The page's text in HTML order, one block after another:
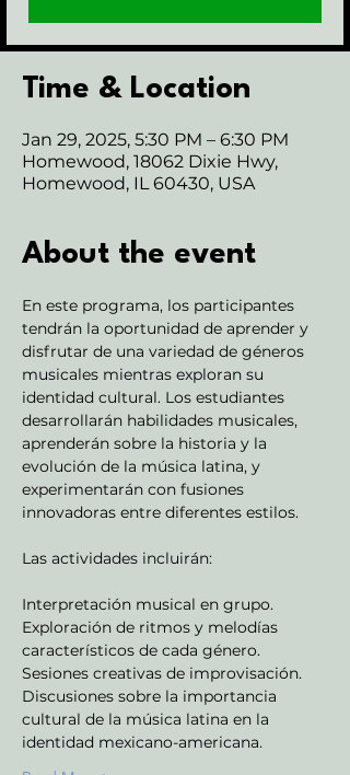
Time & Location
Jan 29, 2025, 5:30 PM – 6:30 PM
Homewood, 18062 Dixie Hwy,
Homewood, IL 60430, USA
About the event
En este programa, los participantes
tendrán la oportunidad de aprender y
disfrutar de una variedad de géneros
musicales mientras exploran su
identidad cultural. Los estudiantes
desarrollarán habilidades musicales,
aprenderán sobre la historia y la
evolución de la música latina, y
experimentarán con fusiones
innovadoras entre diferentes estilos.
Las actividades incluirán:
Interpretación musical en grupo.
Exploración de ritmos y melodías
característicos de cada género.
Sesiones creativas de improvisación.
Discusiones sobre la importancia
cultural de la música latina en la
identidad mexicano-americana.